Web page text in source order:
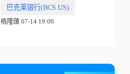
巴克莱银行(BCS.US)
格隆匯 07-14 19:00